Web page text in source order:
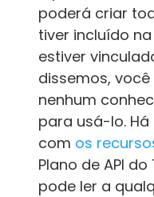
poderá criar
tiver incluído
estiver
dissemos,
nenhum
para usá-lo.
com os
Plano de API
pode ler a